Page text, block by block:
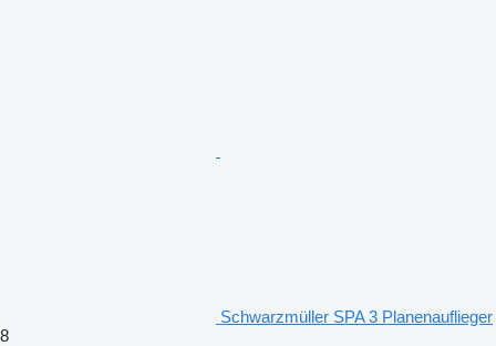
Schwarzmüller SPA 3 Planenauflieger
8